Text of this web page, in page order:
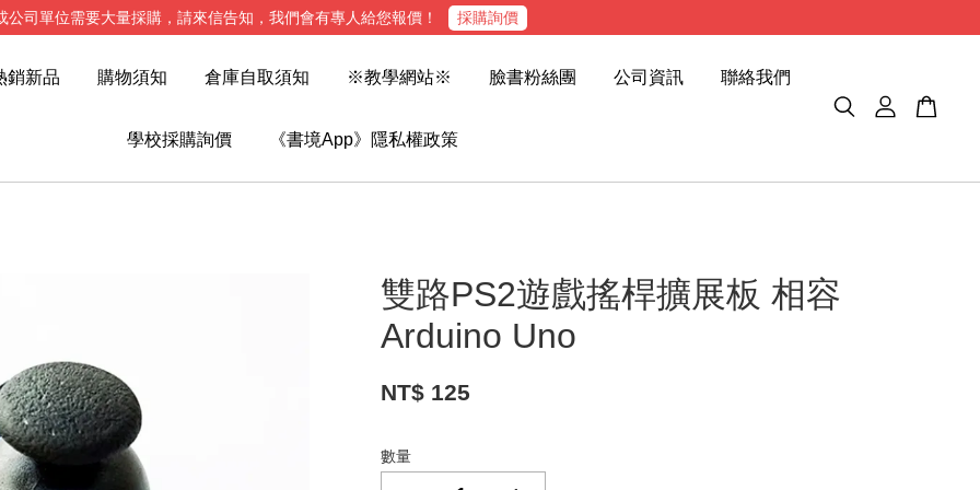
公司單位需要大量採購，請來信告知，我們會有專人給您報價！ 採購詢價
銷新品 購物須知 倉庫自取須知 ※教學網站※ 臉書粉絲團 公司資訊 聯絡我們
學校採購詢價 《書境App》隱私權政策
雙路PS2遊戲搖桿擴展板 相容
Arduino Uno
NT$ 125
數量